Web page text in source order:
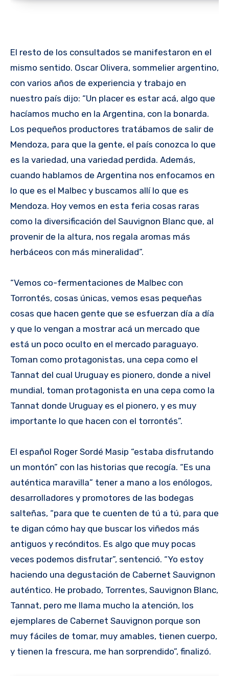
El resto de los consultados se manifestaron en el
mismo sentido. Oscar Olivera, sommelier argentino,
con varios años de experiencia y trabajo en
nuestro país dijo: “Un placer es estar acá, algo que
hacíamos mucho en la Argentina, con la bonarda.
Los pequeños productores tratábamos de salir de
Mendoza, para que la gente, el país conozca lo que
es la variedad, una variedad perdida. Además,
cuando hablamos de Argentina nos enfocamos en
lo que es el Malbec y buscamos allí lo que es
Mendoza. Hoy vemos en esta feria cosas raras
como la diversificación del Sauvignon Blanc que, al
provenir de la altura, nos regala aromas más
herbáceos con más mineralidad”.
“Vemos co-fermentaciones de Malbec con
Torrontés, cosas únicas, vemos esas pequeñas
cosas que hacen gente que se esfuerzan día a día
y que lo vengan a mostrar acá un mercado que
está un poco oculto en el mercado paraguayo.
Toman como protagonistas, una cepa como el
Tannat del cual Uruguay es pionero, donde a nivel
mundial, toman protagonista en una cepa como la
Tannat donde Uruguay es el pionero, y es muy
importante lo que hacen con el torrontés”.
El español Roger Sordé Masip “estaba disfrutando
un montón” con las historias que recogía. “Es una
auténtica maravilla” tener a mano a los enólogos,
desarrolladores y promotores de las bodegas
salteñas, “para que te cuenten de tú a tú, para que
te digan cómo hay que buscar los viñedos más
antiguos y recónditos. Es algo que muy pocas
veces podemos disfrutar”, sentenció. “Yo estoy
haciendo una degustación de Cabernet Sauvignon
auténtico. He probado, Torrentes, Sauvignon Blanc,
Tannat, pero me llama mucho la atención, los
ejemplares de Cabernet Sauvignon porque son
muy fáciles de tomar, muy amables, tienen cuerpo,
y tienen la frescura, me han sorprendido”, finalizó.